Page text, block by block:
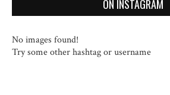
ON INSTAGRAM
No images found!
Try some other hashtag or username